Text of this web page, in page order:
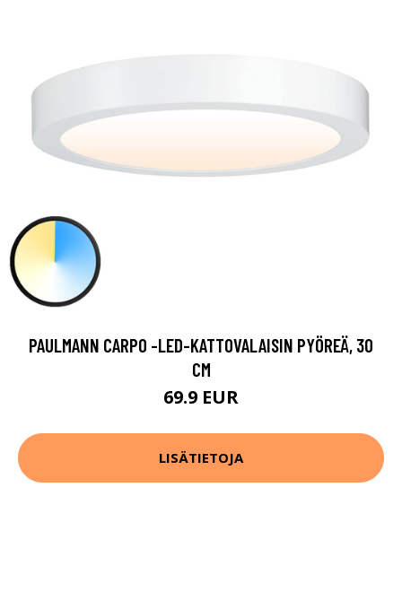
PAULMANN CARPO -LED-KATTOVALAISIN PYÖREÄ, 30
CM
69.9 EUR
LISÄTIETOJA